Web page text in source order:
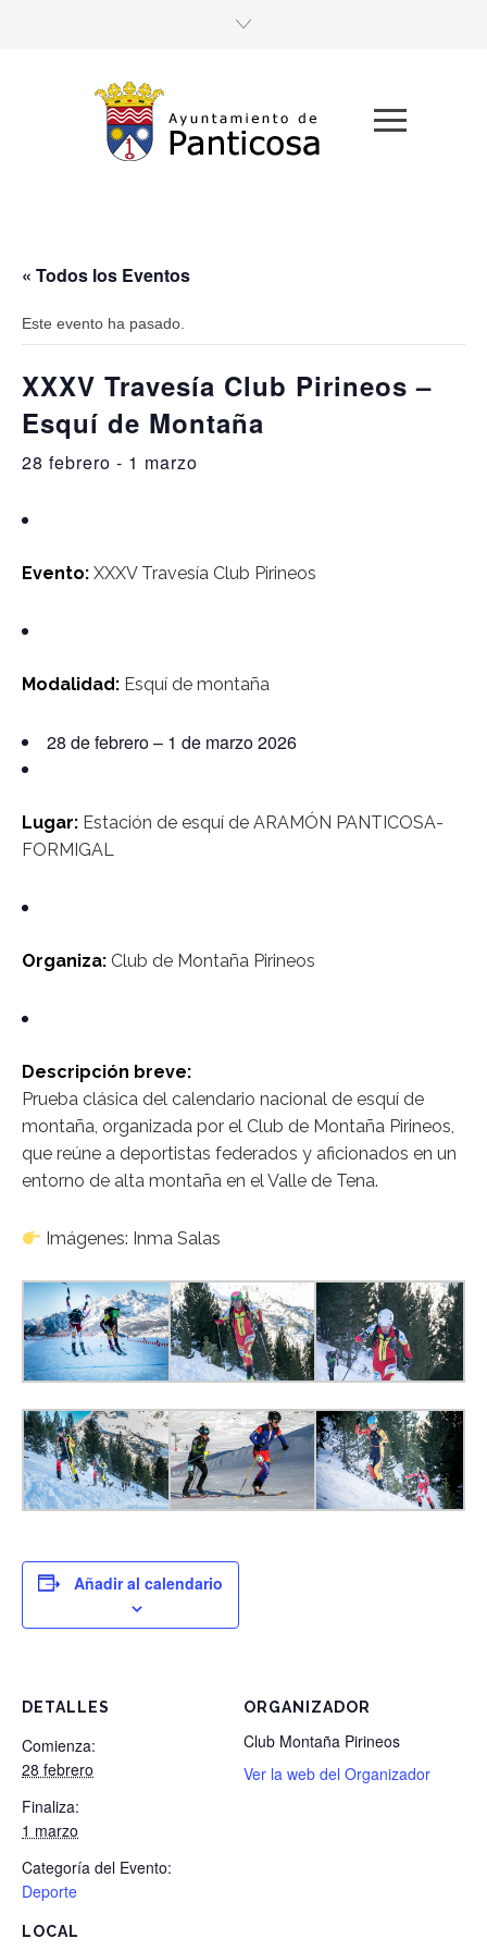
« Todos los Eventos
Este evento ha pasado.
XXXV Travesía Club Pirineos –
Esquí de Montaña
28 febrero - 1 marzo
Evento: XXXV Travesía Club Pirineos
Modalidad: Esquí de montaña
28 de febrero – 1 de marzo 2026
Lugar: Estación de esquí de ARAMÓN PANTICOSA-
FORMIGAL
Organiza: Club de Montaña Pirineos
Descripción breve:
Prueba clásica del calendario nacional de esquí de
montaña, organizada por el Club de Montaña Pirineos,
que reúne a deportistas federados y aficionados en un
entorno de alta montaña en el Valle de Tena.
Imágenes: Inma Salas
Añadir al calendario
DETALLES
Comienza:
28 febrero
Finaliza:
1 marzo
Categoría del Evento:
Deporte
LOCAL
ORGANIZADOR
Club Montaña Pirineos
Ver la web del Organizador